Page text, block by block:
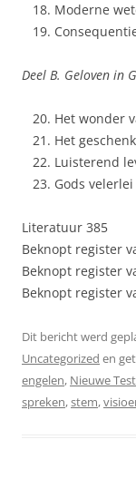
Moderne
Deel B. Geloven in
Het wonder
Het
Luisterend
Gods
Literatuur 385
Beknopt register
Beknopt register
Beknopt register
Dit bericht werd
Uncategorized en
engelen, Nieuwe
spreken,stem,